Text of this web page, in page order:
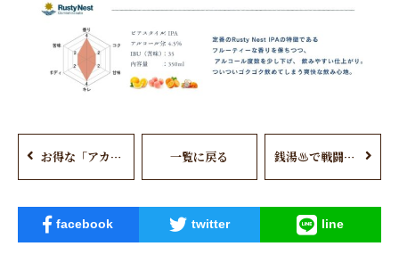
銭湯♨で戦闘 ？！
一覧に戻る
お得な「アカスリ」コースですっきりと
facebook twitter line